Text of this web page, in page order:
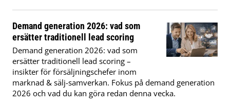
Demand generation 2026: vad som
ersätter traditionell lead scoring
Demand generation 2026: vad som
ersätter traditionell lead scoring –
insikter för försäljningschefer inom
marknad & sälj-samverkan. Fokus på demand generation
2026 och vad du kan göra redan denna vecka.